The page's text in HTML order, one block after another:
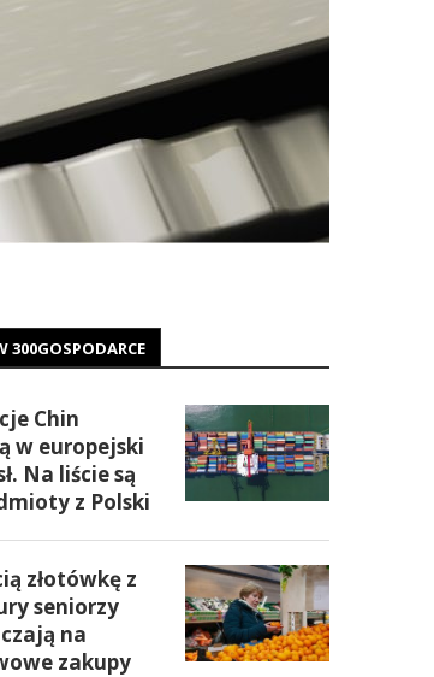
300GOSPODARCE
Chin
w europejski
Na liście są
z Polski
złotówkę z
seniorzy
na
zakupy